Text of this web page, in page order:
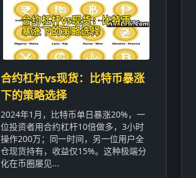
合约杠杆vs现货：比特币暴涨
下的策略选择
2024年1月，比特币单日暴涨20%，一
位投资者用合约杠杆10倍做多，3小时
操作200万；同一时间，另一位用户全
仓现货持有，收益仅15%。这种极端分
化在币圈屡见...